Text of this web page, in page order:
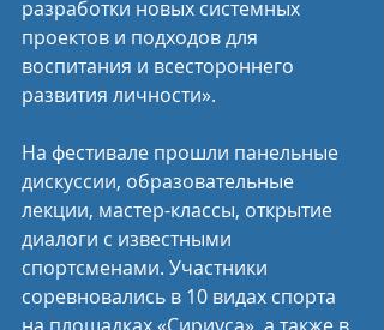
разработки новых системных
проектов и подходов для
воспитания и всестороннего
развития личности».
На фестивале прошли панельные
дискуссии, образовательные
лекции, мастер-классы, открытие
диалоги с известными
спортсменами. Участники
соревновались в 10 видах спорта